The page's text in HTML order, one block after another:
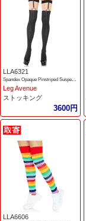
LLA6321
Leg Avenue
ストッキング
3600円
LLA6606